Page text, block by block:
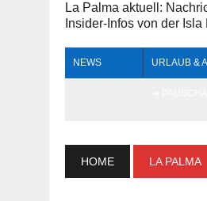
La Palma aktuell:
Insider-Infos von der Isla
NEWS URLAUB &
HOME LA PALMA